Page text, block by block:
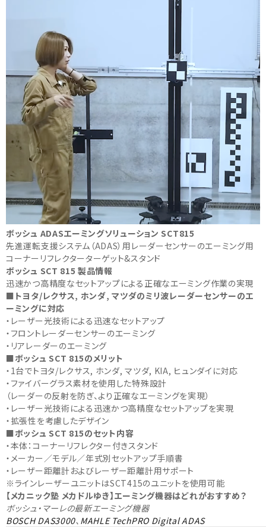
ボッシュ ADASエーミングソリューション SCT815
先進運転支援システム（ADAS）用レーダーセンサーのエーミング用
コーナーリフレクターターゲット&スタンド
ボッシュ SCT 815 製品情報
迅速かつ高精度なセットアップによる正確なエーミング作業の実現
■トヨタ/レクサス, ホンダ, マツダのミリ波レーダーセンサーのエ
ーミングに対応
・レーザー光技術による迅速なセットアップ
・フロントレーダーセンサーのエーミング
・リアレーダーのエーミング
■ボッシュ SCT 815のメリット
・1台でトヨタ/レクサス, ホンダ, マツダ, KIA, ヒュンダイに対応
・ファイバーグラス素材を使用した特殊設計
（レーダーの反射を防ぎ、より正確なエーミングを実現）
・レーザー光技術による迅速かつ高精度なセットアップを実現
・拡張性を考慮したデザイン
■ボッシュ SCT 815のセット内容
・本体：コーナーリフレクター付きスタンド
・メーカー／モデル／年式別セットアップ手順書
・レーザー距離計およびレーザー距離計用サポート
※ラインレーザーユニットはSCT415のユニットを使用可能
【メカニック塾 メカドルゆき】エーミング機器はどれがおすすめ？
ボッシュ・マーレの最新エーミング機器
BOSCH DAS3000、 MAHLE TechPRO Digital ADAS